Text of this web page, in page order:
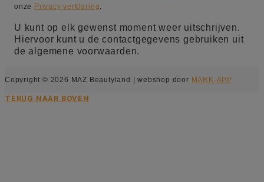
onze Privacy verklaring
U kunt op elk gewenst moment weer uitschrijven.
Hiervoor kunt u de contactgegevens gebruiken uit
de algemene voorwaarden.
Copyright © 2026 MAZ Beautyland | webshop door MARK-APP
TERUG NAAR BOVEN